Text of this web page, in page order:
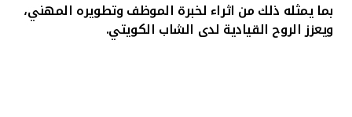
بما يمثله ذلك من اثراء لخبرة الموظف وتطويره المهني،
ويعزز الروح القيادية لدى الشاب الكويتي.